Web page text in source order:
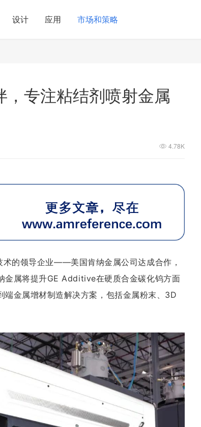
设计 应用 市场和策略
专注粘结剂喷射金属
4.78K
的领导企业——美国肯纳金属公司达成合作，
金属将提升GE Additive在硬质合金碳化钨方面
金属增材制造解决方案，包括金属粉末、3D